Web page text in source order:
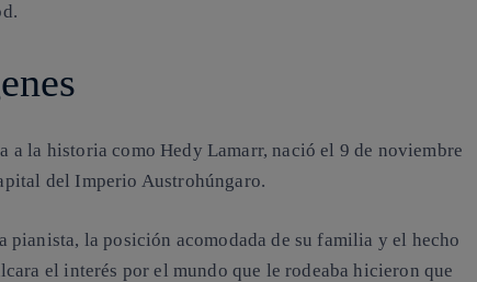
a la historia como Hedy Lamarr, nació el 9 de noviembre
del Imperio Austrohúngaro.
la posición acomodada de su familia y el hecho
el interés por el mundo que le rodeaba hicieron que